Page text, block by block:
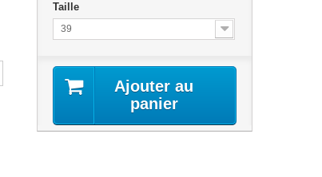
Taille
39
Ajouter au
panier